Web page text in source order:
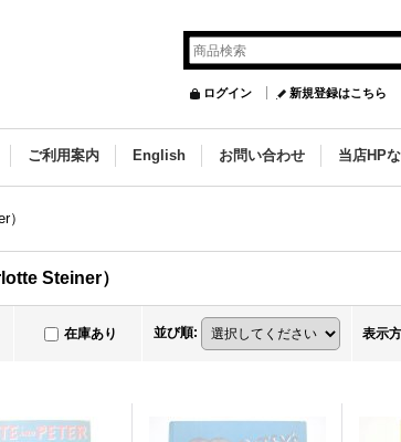
ログイン 新規登録はこちら
ご利用案内 English お問い合わせ 当店HP
Steiner）
在庫あり 並び順: 表示